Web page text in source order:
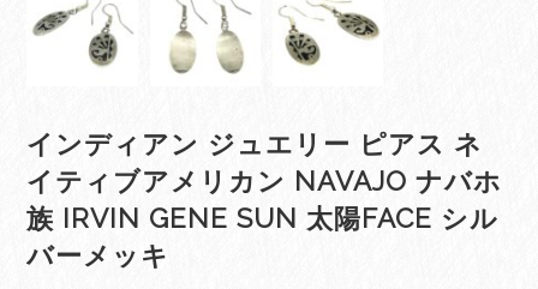
インディアン ジュエリー ピアス ネ
イティブアメリカン NAVAJO ナバホ
族 IRVIN GENE SUN 太陽FACE シル
バーメッキ